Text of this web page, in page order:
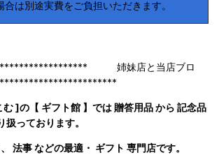
は別途実費をご負担いただきます。
姉妹店と当店ブロ
]の【 ギフト館 】では 贈答用品 から 記念品
扱っております。
法事 などの最適・ ギフト 専門店です。